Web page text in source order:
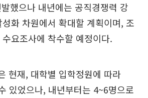
했으나 내년에는 공직경쟁력 강
화 차원에서 확대할 계획이며, 조
요조사에 착수할 예정이다.
현재, 대학별 입학정원에 따라
있었으나, 내년부터는 4~6명으로